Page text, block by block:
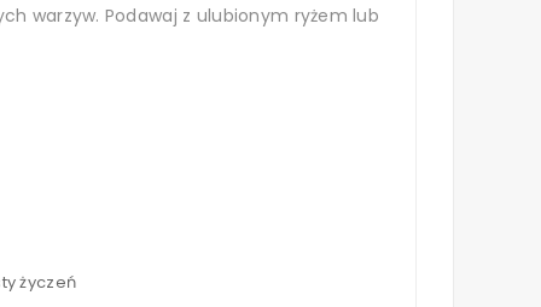
warzyw. Podawaj z ulubionym ryżem lub
życzeń